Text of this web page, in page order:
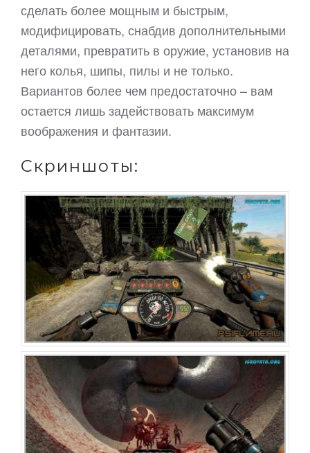
сделать более мощным и быстрым,
модифицировать, снабдив дополнительными
деталями, превратить в оружие, установив на
него колья, шипы, пилы и не только.
Вариантов более чем предостаточно – вам
остается лишь задействовать максимум
воображения и фантазии.
Скриншоты: